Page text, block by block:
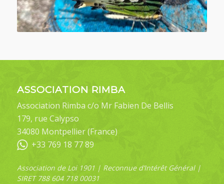
ASSOCIATION RIMBA
Association Rimba c/o Mr Fabien De Bellis
179, rue Calypso
34080 Montpellier (France)
+33 769 18 77 89
Association de Loi 1901 | Reconnue d’Intérêt Général |
SIRET 788 604 718 00031